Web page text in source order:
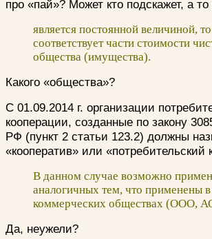
про «пай»? Может кто подскажет, а
является постоянной величиной,
соответствует части стоимости
общества (имущества).
Какого «общества»?
С 01.09.2014 г. организации
кооперации, созданные по закону
РФ (пункт 2 статьи 123.2) должны
«кооператив» или «потребительский
В данном случае возможно
аналогичных тем, что применены в
коммерческих обществах (ООО,
Да, неужели?